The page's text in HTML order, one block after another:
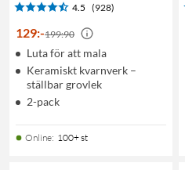
4.5 (928)
129:-199:90
Luta för att mala
Keramiskt kvarnverk –
ställbar grovlek
2-pack
Online: 100+ st